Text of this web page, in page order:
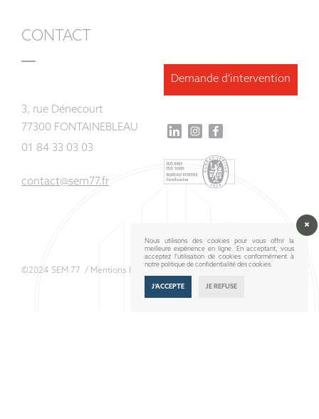
CONTACT
3, rue Dénecourt
77300 FONTAINEBLEAU
01 84 33 03 03
contact@sem77.fr
Demande d'intervention
©2024 SEM 77 / Mentions Légales
Nous utilisons des cookies pour vous offrir la
meilleure expérience en ligne. En acceptant, vous
acceptez l'utilisation de cookies conformément à
notre politique de confidentialité des cookies.
J’ACCEPTE JE REFUSE